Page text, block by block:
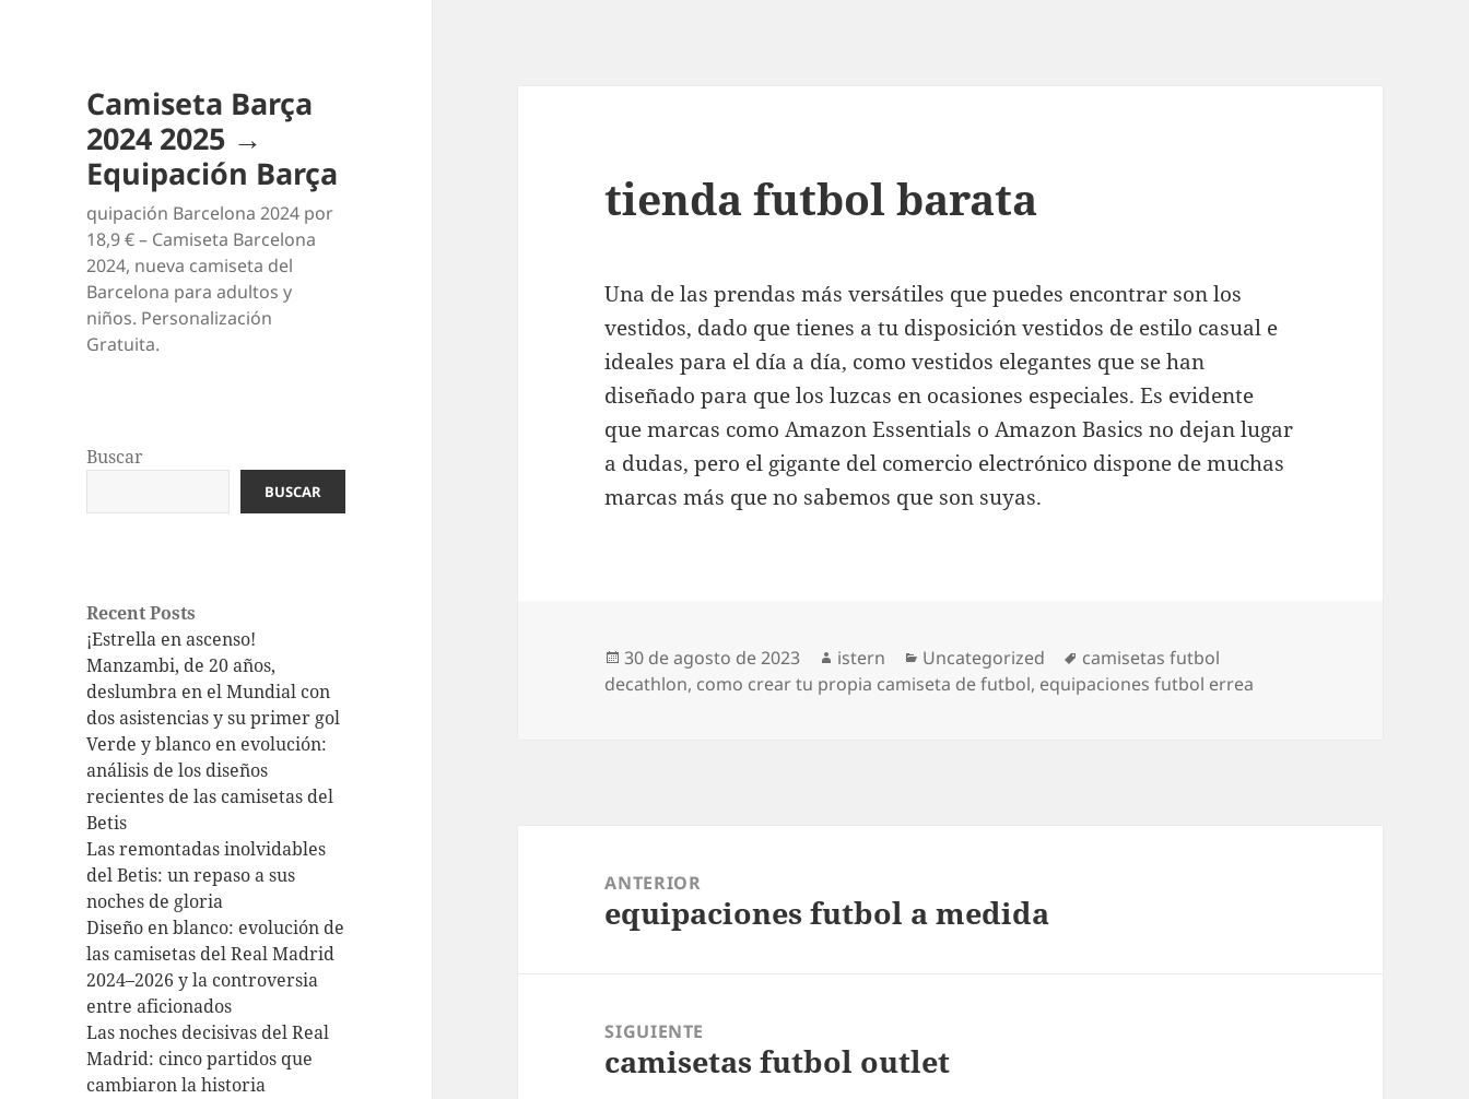
Camiseta Barça
2024 2025 →
Equipación Barça
quipación Barcelona 2024 por
18,9 € – Camiseta Barcelona
2024, nueva camiseta del
Barcelona para adultos y
niños. Personalización
Gratuita.
Buscar
BUSCAR
Recent Posts
¡Estrella en ascenso!
Manzambi, de 20 años,
deslumbra en el Mundial con
dos asistencias y su primer gol
Verde y blanco en evolución:
análisis de los diseños
recientes de las camisetas del
Betis
Las remontadas inolvidables
del Betis: un repaso a sus
noches de gloria
Diseño en blanco: evolución de
las camisetas del Real Madrid
2024–2026 y la controversia
entre aficionados
Las noches decisivas del Real
Madrid: cinco partidos que
cambiaron la historia
tienda futbol barata
Una de las prendas más versátiles que puedes encontrar son los
vestidos, dado que tienes a tu disposición vestidos de estilo casual e
ideales para el día a día, como vestidos elegantes que se han
diseñado para que los luzcas en ocasiones especiales. Es evidente
que marcas como Amazon Essentials o Amazon Basics no dejan lugar
a dudas, pero el gigante del comercio electrónico dispone de muchas
marcas más que no sabemos que son suyas.
Publicado
el
30 de agosto de 2023 Autor
istern Categorías
Uncategorized Etiquetas
camisetas futbol
decathlon, como crear tu propia camiseta de futbol, equipaciones futbol errea
entradas
ANTERIOR
Entrada
equipaciones futbol a medida
SIGUIENTE
Entrada
camisetas futbol outlet